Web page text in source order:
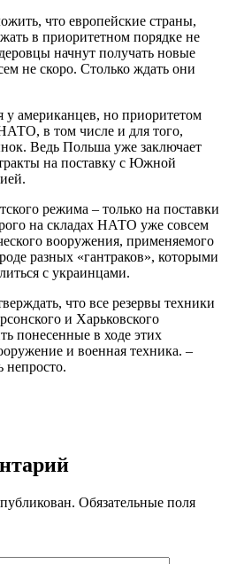
что европейские страны,
в приоритетном порядке не
начнут получать новые
не скоро. Столько ждать они
у американцев, но приоритетом
в том числе и для того,
Ведь Польша уже заключает
на поставку с Южной
режима – только на поставки
на складах НАТО уже совсем
вооружения, применяемого
разных «гантраков», которыми
с украинцами.
что все резервы техники
и Харьковского
понесенные в ходе этих
и военная техника. –
непросто.
Обязательные поля